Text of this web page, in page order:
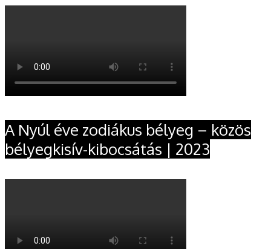
A Nyúl éve zodiákus bélyeg – közös
bélyegkisív-kibocsátás | 2023